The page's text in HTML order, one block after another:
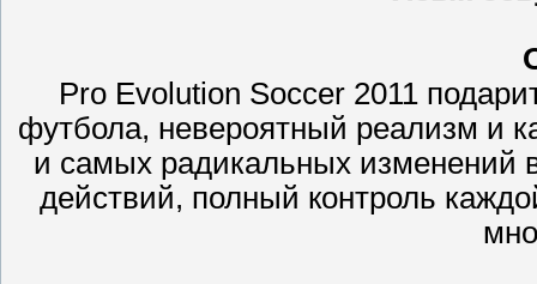
Pro Evolution Soccer 2011
футбола, невероятный реализм и
и самых радикальных изменений
действий, полный контроль